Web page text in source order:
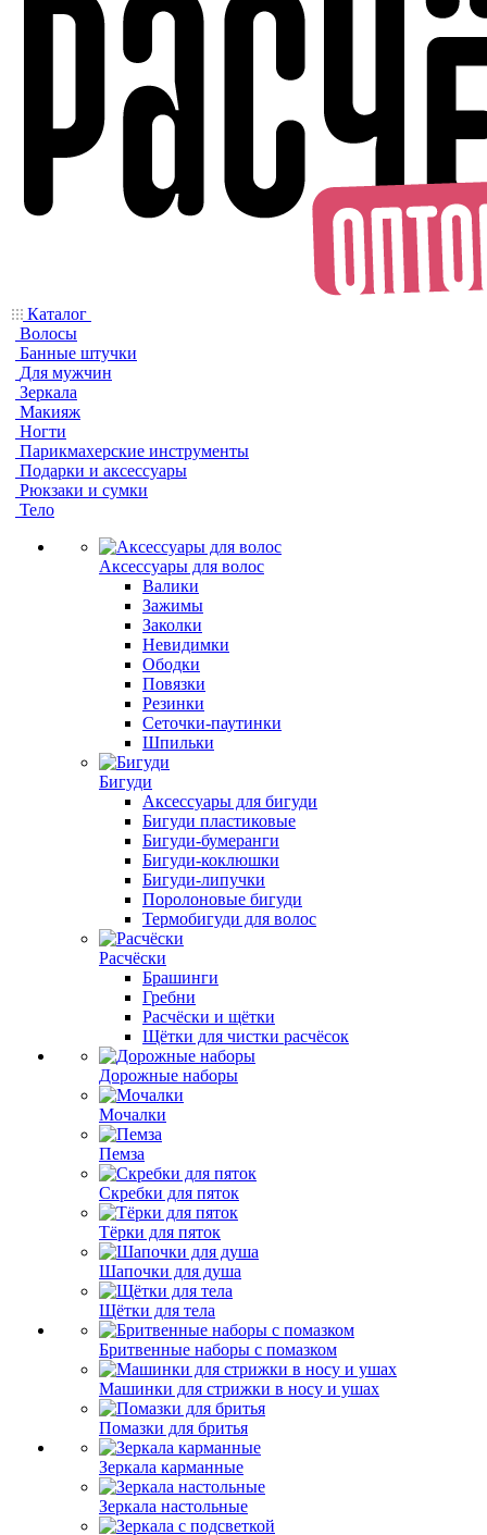
Каталог
Волосы
Банные штучки
Для мужчин
Зеркала
Макияж
Ногти
Парикмахерские инструменты
Подарки и аксессуары
Рюкзаки и сумки
Тело
Аксессуары для волос
Валики
Зажимы
Заколки
Невидимки
Ободки
Повязки
Резинки
Сеточки-паутинки
Шпильки
Бигуди
Аксессуары для бигуди
Бигуди пластиковые
Бигуди-бумеранги
Бигуди-коклюшки
Бигуди-липучки
Поролоновые бигуди
Термобигуди для волос
Расчёски
Брашинги
Гребни
Расчёски и щётки
Щётки для чистки расчёсок
Дорожные наборы
Мочалки
Пемза
Скребки для пяток
Тёрки для пяток
Шапочки для душа
Щётки для тела
Бритвенные наборы с помазком
Машинки для стрижки в носу и ушах
Помазки для бритья
Зеркала карманные
Зеркала настольные